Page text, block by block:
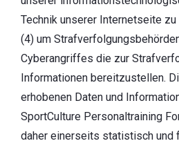
Technik unserer Internetseite
(4) um
Cyberangriffes die zur
Informationen bereitzustellen.
erhobenen Daten und
SportCulture Personaltraining
daher einerseits statistisch und